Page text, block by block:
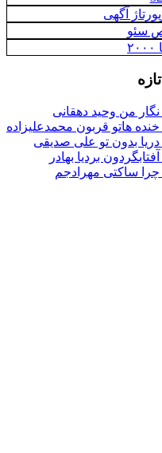
آگهی
سئو
من وحید دهقانی
هاتو قربون محمدعلیزاده
بدون تو علی صدیقی
بردیا بهادر
ساکتی مهرادجم